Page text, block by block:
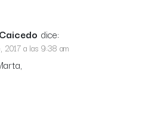
dice:
2017 a las 9:38 am